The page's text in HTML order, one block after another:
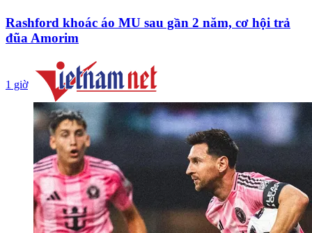
Rashford khoác áo MU sau gần 2 năm, cơ hội trả
đũa Amorim
1 giờ